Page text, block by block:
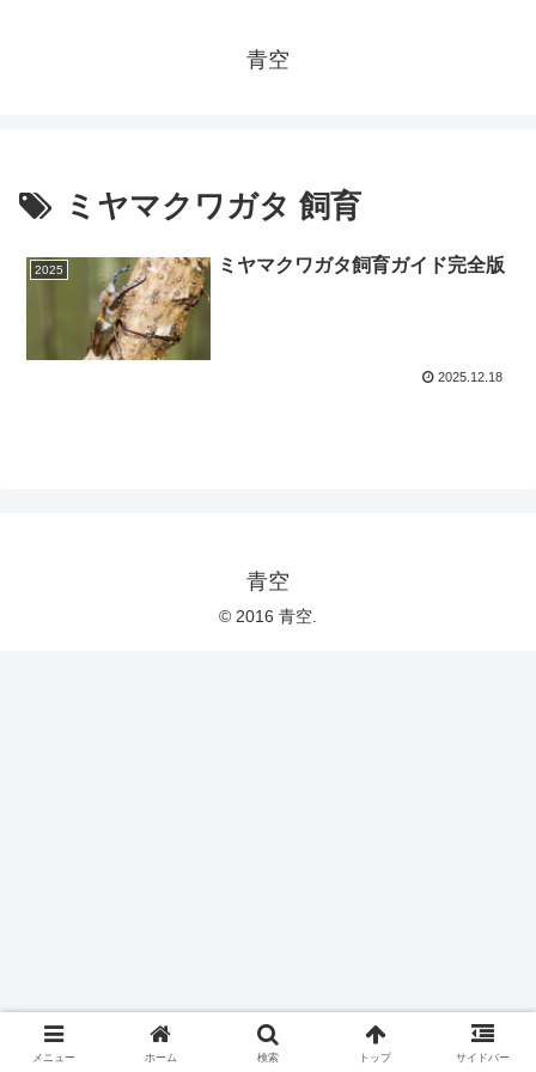
青空
ミヤマクワガタ 飼育
2025 ミヤマクワガタ飼育ガイド完全版
2025.12.18
青空
© 2016 青空.
メニュー ホーム 検索 トップ サイドバー